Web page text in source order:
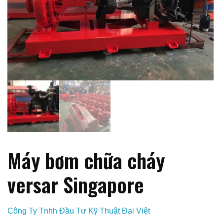
Máy bơm chữa cháy
versar Singapore
Công Ty Tnhh Đầu Tư Kỹ Thuật Đại Việt